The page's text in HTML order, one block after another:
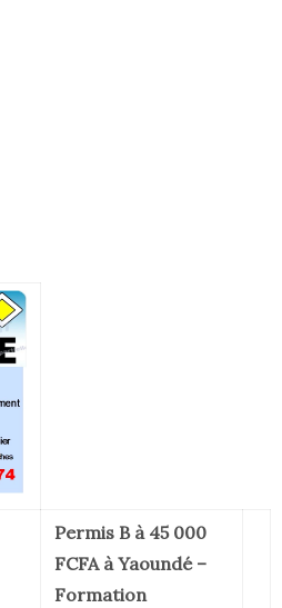
Permis B à 45 000
FCFA à Yaoundé –
Formation